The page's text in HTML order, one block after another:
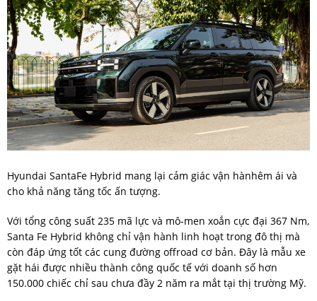
Hyundai SantaFe Hybrid mang lại cảm giác vận hànhêm ái và
cho khả năng tăng tốc ấn tượng.
Với tổng công suất 235 mã lực và mô-men xoắn cực đại 367 Nm,
Santa Fe Hybrid không chỉ vận hành linh hoạt trong đô thị mà
còn đáp ứng tốt các cung đường offroad cơ bản. Đây là mẫu xe
gặt hái được nhiều thành công quốc tế với doanh số hơn
150.000 chiếc chỉ sau chưa đầy 2 năm ra mắt tại thị trường Mỹ.